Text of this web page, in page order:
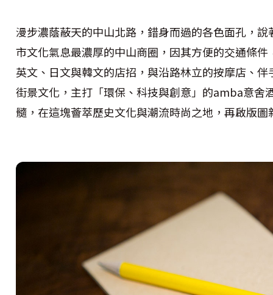
漫步濃蔭蔽天的中山北路，錯身而過的各色面孔，
市文化氣息最濃厚的中山商圈，因其方便的交通條
英文、日文與韓文的店招，與沿路林立的按摩店、
街景文化，主打「環保、科技與創意」的amba意舍
髓，在這塊薈萃歷史文化與潮流時尚之地，再啟版圖